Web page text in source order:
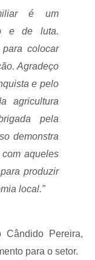
é um
e de luta.
colocar
Agradeço
e pelo
agricultura
pela
demonstra
aqueles
produzir
local.”
Cândido Pereira,
para o setor.